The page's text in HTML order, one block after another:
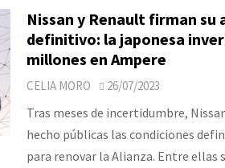
Nissan y Renault firman su
definitivo: la japonesa
millones en Ampere
CELIA MORO 26/07/2023
Tras meses de incertidumbre,
hecho públicas las condiciones
para renovar la Alianza. Entre ellas